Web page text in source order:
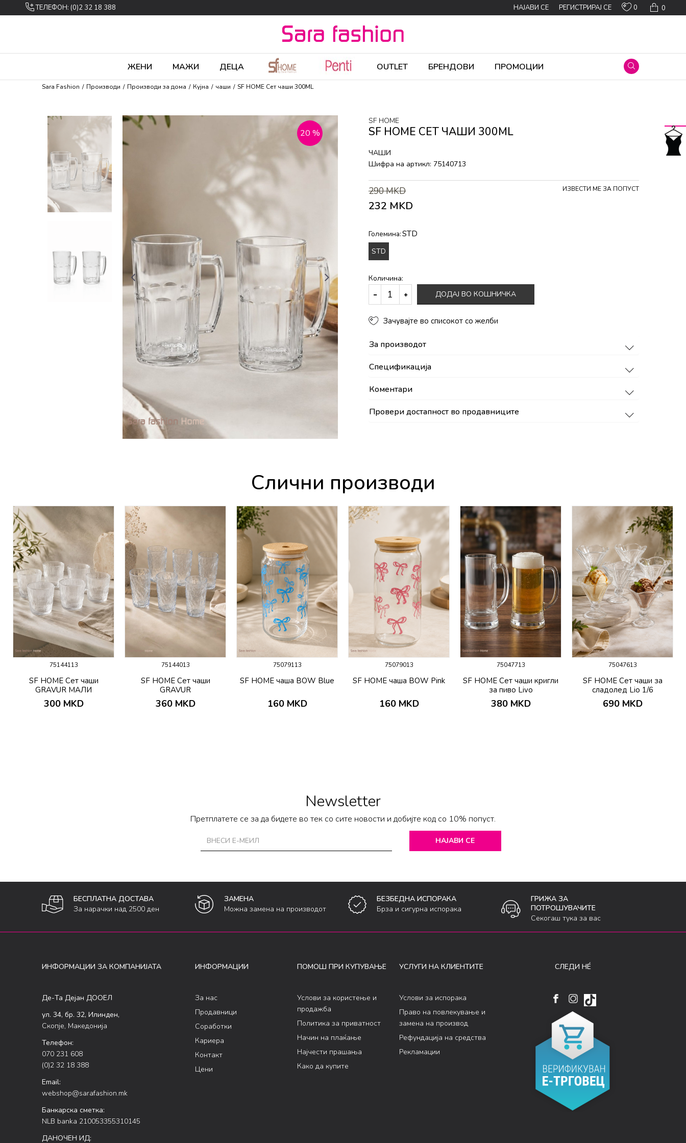
ТЕЛЕФОН: (0)2 32 18 388 0
0
НАЈАВИ СЕ РЕГИСТРИРАЈ СЕ
ЖЕНИ МАЖИ ДЕЦА OUTLET БРЕНДОВИ ПРОМОЦИИ
Sara Fashion Производи Производи за дома Кујна чаши SF HOME Сет чаши 300ML
20 %
SF HOME
SF HOME СЕТ ЧАШИ 300ML
ЧАШИ
Шифра на артикл: 75140713
290MKD
232 MKD
ИЗВЕСТИ МЕ ЗА ПОПУСТ
Големина:STD
STD
Количина:
ДОДАЈ ВО КОШНИЧКА
Зачувајте во списокот со желби
За производот
Спецификација
Коментари
Провери достапност во продавниците
Слични производи
75144113
SF HOME Сет чаши
GRAVUR МАЛИ
300 MKD
75144013
SF HOME Сет чаши
GRAVUR
360 MKD
75079113
SF HOME чаша BOW Blue
160 MKD
75079013
SF HOME чаша BOW Pink
160 MKD
75047713
SF HOME Сет чаши кригли
за пиво Livo
380 MKD
75047613
SF HOME Сет чаши за
сладолед Lio 1/6
690 MKD
Newsletter
Претплатете се за да бидете во тек со сите новости и добијте код со 10% попуст.
НАЈАВИ СЕ
БЕСПЛАТНА ДОСТАВА
За нарачки над 2500 ден
ЗАМЕНА
Можна замена на производот
БЕЗБЕДНА ИСПОРАКА
Брза и сигурна испорака
ГРИЖА ЗА
ПОТРОШУВАЧИТЕ
Секогаш тука за вас
ИНФОРМАЦИИ ЗА КОМПАНИЈАТА
Де-Та Дејан ДООЕЛ
ул. 34, бр. 32, Илинден,
Скопје, Македонија
Телефон:
070 231 608
(0)2 32 18 388
Email:
webshop@sarafashion.mk
Банкарска сметка:
NLB banka 210053355310145
ДАНОЧЕН ИД:
ИНФОРМАЦИИ
За нас
Продавници
Соработки
Кариера
Контакт
Цени
ПОМОШ ПРИ КУПУВАЊЕ
Услови за користење и
продажба
Политика за приватност
Начин на плаќање
Најчести прашања
Како да купите
УСЛУГИ НА КЛИЕНТИТЕ
Услови за испорака
Право на повлекување и
замена на производ
Рефундација на средства
Рекламации
СЛЕДИ НÉ